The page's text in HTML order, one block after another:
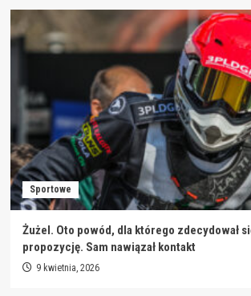
Sportowe
Żużel. Oto powód, dla którego zdecydował
propozycję. Sam nawiązał kontakt
9 kwietnia, 2026